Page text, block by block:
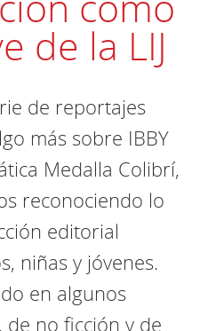
de la LIJ
de reportajes
más sobre IBBY
Medalla Colibrí,
reconociendo lo
editorial
niñas y jóvenes.
en algunos
de no ficción y de